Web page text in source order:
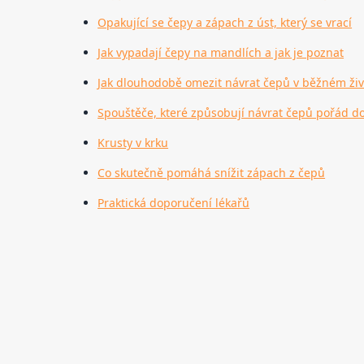
Opakující se čepy a zápach z úst, který se vrací
Jak vypadají čepy na mandlích a jak je poznat
Jak dlouhodobě omezit návrat čepů v běžném
Spouštěče, které způsobují návrat čepů pořád
Krusty v krku
Co skutečně pomáhá snížit zápach z čepů
Praktická doporučení lékařů